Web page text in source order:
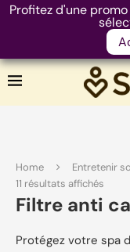
Profitez d'une
FILTRE PRODUITS
Home Entretenir
11 résultats affichés
Filtre anti
Protégez votre spa